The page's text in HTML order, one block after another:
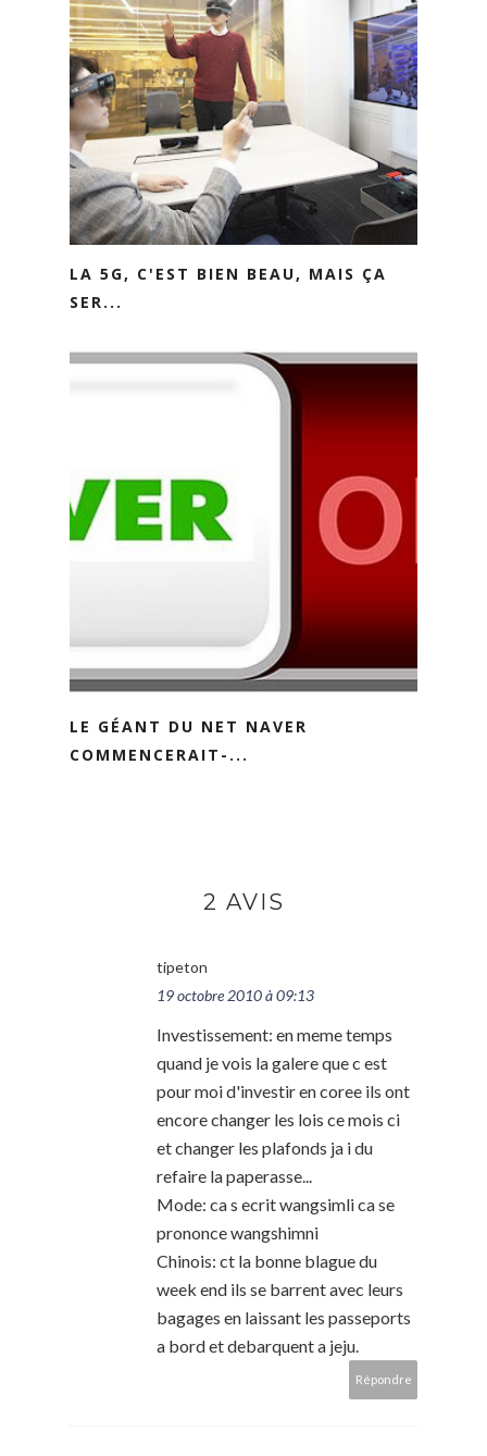
LA 5G, C'EST BIEN BEAU, MAIS ÇA
SER...
LE GÉANT DU NET NAVER
COMMENCERAIT-...
2 AVIS
tipeton
19 octobre 2010 à 09:13
Investissement: en meme temps
quand je vois la galere que c est
pour moi d'investir en coree ils ont
encore changer les lois ce mois ci
et changer les plafonds ja i du
refaire la paperasse...
Mode: ca s ecrit wangsimli ca se
prononce wangshimni
Chinois: ct la bonne blague du
week end ils se barrent avec leurs
bagages en laissant les passeports
a bord et debarquent a jeju.
Répondre